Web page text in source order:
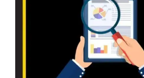
রিসার্চ ফিল্ডে বহুল ব্যবহৃত শব্দগুলোর